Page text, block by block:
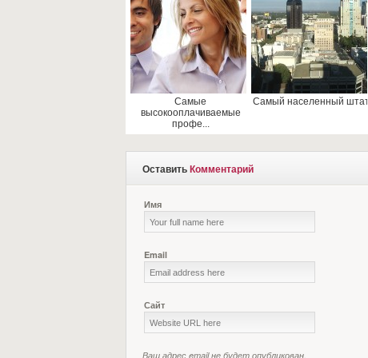
Самые
высокооплачиваемые
профе...
Самый населенный штат
ОставитьКомментарий
Имя
Email
Сайт
Ваш адрес email не будет опубликован.